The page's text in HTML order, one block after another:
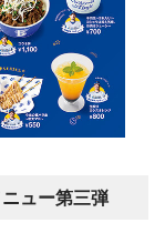
ュー第三弾